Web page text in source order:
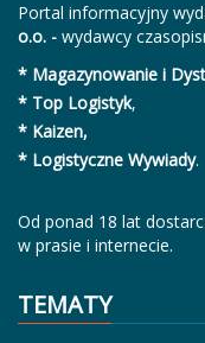
Portal informacyjny
o.o. - wydawcy
* Magazynowanie i
* Top Logistyk,
* Kaizen,
* Logistyczne Wywiady.
Od ponad 18 lat
w prasie i internecie.
TEMATY